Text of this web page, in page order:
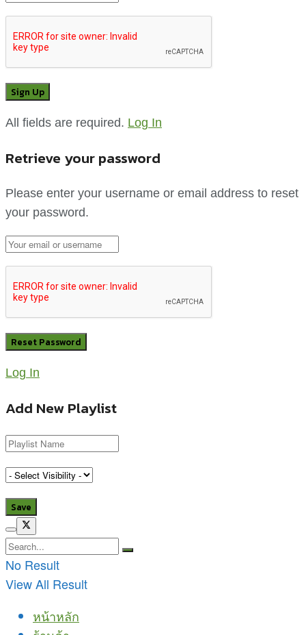
All fields are required. Log In
Retrieve your password
Please enter your username or email address to reset
your password.
Log In
Add New Playlist
No Result
View All Result
หน้าหลัก